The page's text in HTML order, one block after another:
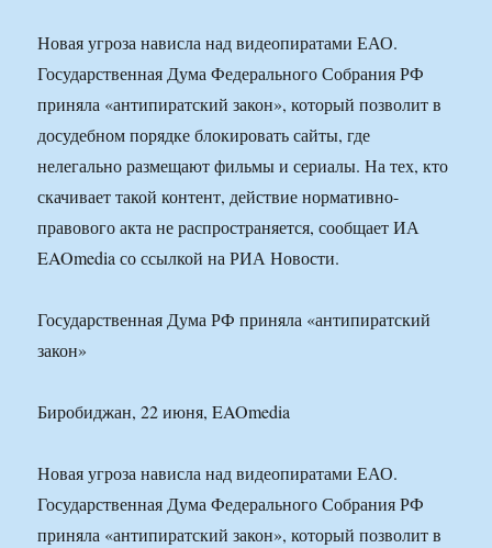
Новая угроза нависла над видеопиратами ЕАО.
Государственная Дума Федерального Собрания РФ
приняла «антипиратский закон», который позволит в
досудебном порядке блокировать сайты, где
нелегально размещают фильмы и сериалы. На тех, кто
скачивает такой контент, действие нормативно-
правового акта не распространяется, сообщает ИА
EAOmedia со ссылкой на РИА Новости.
Государственная Дума РФ приняла «антипиратский
закон»
Биробиджан, 22 июня, EAOmedia
Новая угроза нависла над видеопиратами ЕАО.
Государственная Дума Федерального Собрания РФ
приняла «антипиратский закон», который позволит в